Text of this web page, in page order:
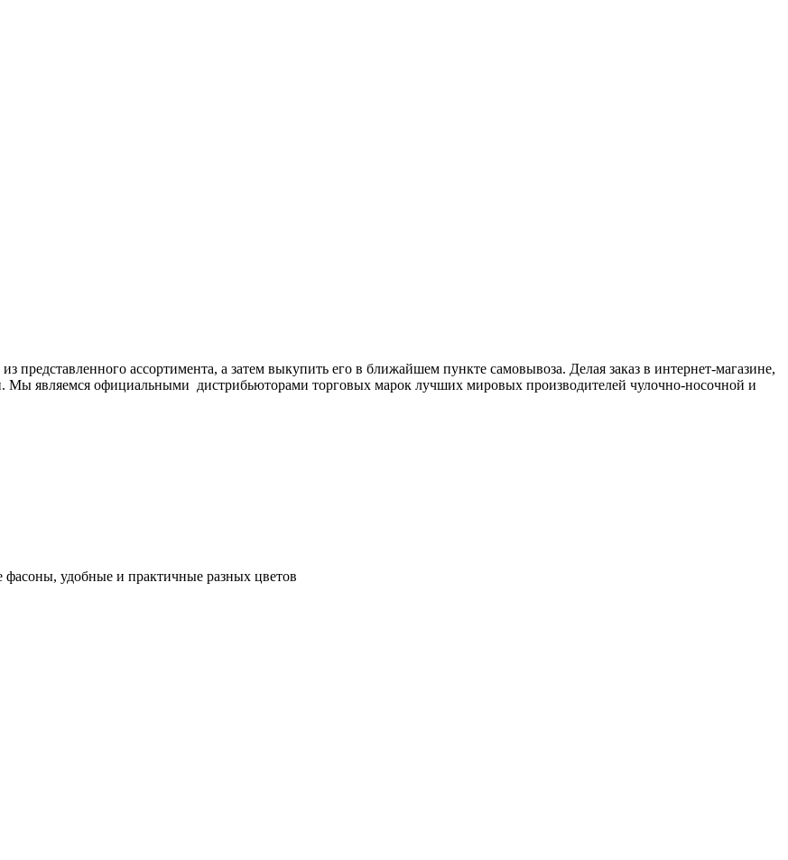
представленного ассортимента, а затем выкупить его в ближайшем пункте самовывоза. Делая заказ в интернет-магазине,
Мы являемся официальными дистрибьюторами торговых марок лучших мировых производителей чулочно-носочной и
удобные и практичные разных цветов